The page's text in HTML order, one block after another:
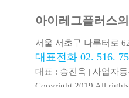
아이레그플러스
서울 서초구 나루터로
대표전화 02. 516.
대표 : 송진욱 | 사업자
Copyright 2019 All rights